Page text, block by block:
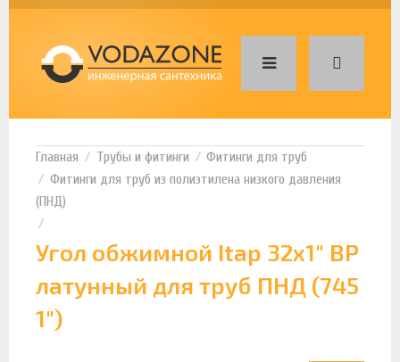
Трубы и фитинги
Фитинги для труб
Фитинги для труб из полиэтилена низкого давления
(ПНД)
Угол обжимной Itap 32х1" ВР
латунный для труб ПНД (745
1")